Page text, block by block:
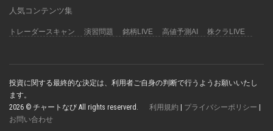
人気コンテンツ集
トレーダースキャン 演習問題 銘柄LIVE 高値予測AI 株クラLIVE
投資に関する最終的な決定は、利用者ご自身の判断で行うようお願いいたし
ます。
2026 © チャートなび All rights reserverd. 利用規約 プライバシーポリシー
お問い合わせ